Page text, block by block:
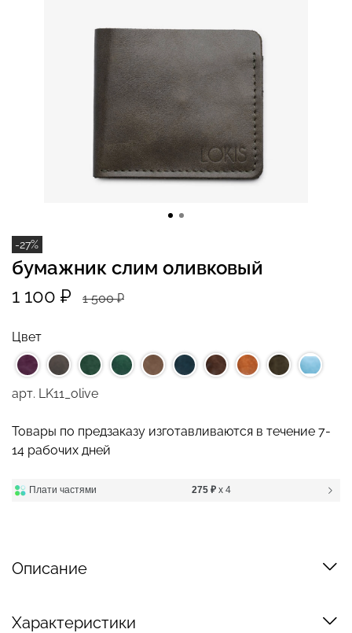
-27%
арт. LK11_olive
бумажник слим оливковый
1 100 ₽
1 500 ₽
Цвет
Товары по предзаказу изготавливаются в течение 7-
14 рабочих дней
Плати частями 275 ₽ x 4
Описание
Характеристики